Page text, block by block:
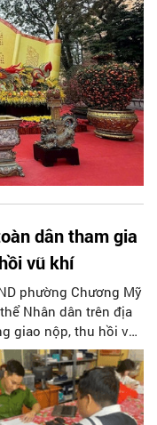
dân tham gia
vũ khí
phường Chương Mỹ
Nhân dân trên địa
giao nộp, thu hồi vũ
tố giác tội phạm,...